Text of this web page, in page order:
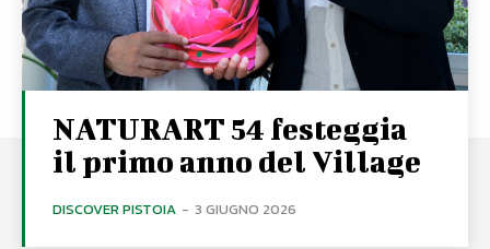
NATURART 54 festeggia
il primo anno del Village
DISCOVER PISTOIA - 3 GIUGNO 2026